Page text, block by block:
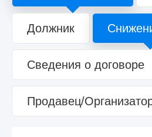
Должник
Сведения о договоре
Продавец/